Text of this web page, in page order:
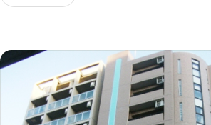
IR情報
採用情報